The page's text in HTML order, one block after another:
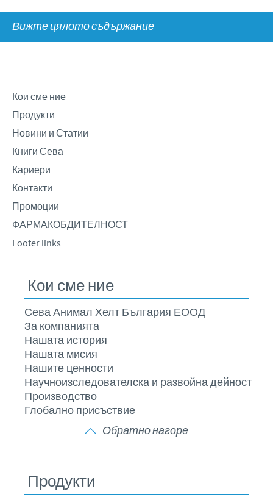
Нашите ценности
Овце и кози
КАРИЕРИ
Контакт с нас
Партньори
ПРОМОЦИИ
ФАРМАКОБДИТЕЛНОСТ
Вижте цялото съдържание
Кои сме ние
Продукти
Новини и Статии
Книги Сева
Кариери
Контакти
Промоции
ФАРМАКОБДИТЕЛНОСТ
Footer links
Кои сме ние
Сева Анимал Хелт България ЕООД
За компанията
Нашата история
Нашата мисия
Нашите ценности
Научноизследователска и развойна дейност
Производство
Глобално присъствие
Обратно нагоре
Продукти